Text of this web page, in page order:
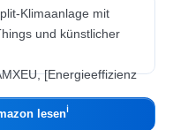
lesenℹ︎